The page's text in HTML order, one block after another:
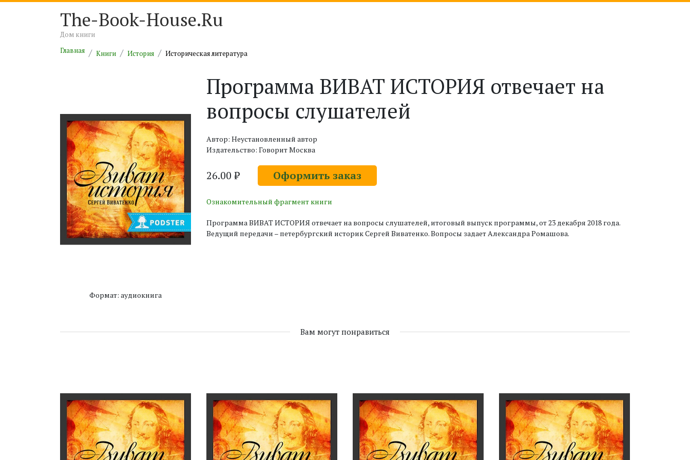
The-Book-House.Ru
Дом книги
Главная
Книги История Историческая литература
Формат: аудиокнига
Программа ВИВАТ ИСТОРИЯ отвечает на
вопросы слушателей
Автор: Неустановленный автор
Издательство: Говорит Москва
26.00 ₽ Оформить заказ
Ознакомительный фрагмент книги
Программа ВИВАТ ИСТОРИЯ отвечает на вопросы слушателей, итоговый выпуск программы, от 23 декабря 2018 года.
Ведущий передачи – петербургский историк Сергей Виватенко. Вопросы задает Александра Ромашова.
Вам могут понравиться